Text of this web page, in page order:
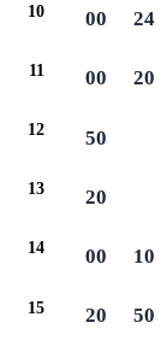
10 00 24
11 00 20
12 50
13 20
14 00 10
15 20 50